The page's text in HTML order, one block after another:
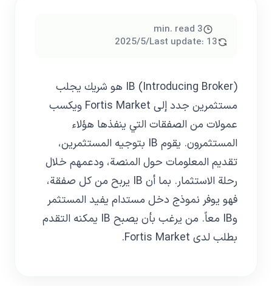
3
Last update: 13‏/5‏/2025
IB (Introducing Broker) هو شريك يجلب
مستثمرين جدد إلى Fortis Market ويكسب
عمولات من الصفقات التي ينفذها هؤلاء
المستثمرون. يقوم IB بتوجيه المستثمرين،
تقديم المعلومات حول المنصة، ودعمهم خلال
رحلة الاستثمار. بما أن IB يربح من كل صفقة،
فهو يوفر نموذج دخل مستدام يفيد المستثمر
وIB معاً. من يرغب بأن يصبح IB يمكنه التقدم
بطلب لدى Fortis Market.